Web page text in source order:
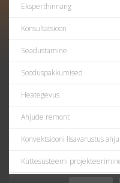
Eksperthinnang
Konsultatsioon
Seadustamine
Sooduspakkumised
Heategevus
Ahjude remont
Konvektsiooni lisavarustus
Küttesüsteemi